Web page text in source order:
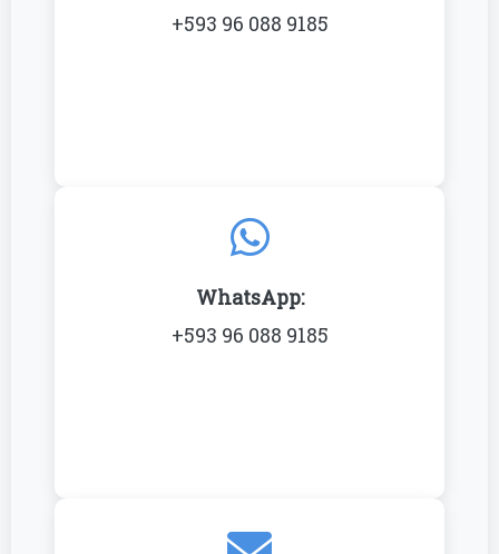
+593 96 088 9185
WhatsApp:
+593 96 088 9185